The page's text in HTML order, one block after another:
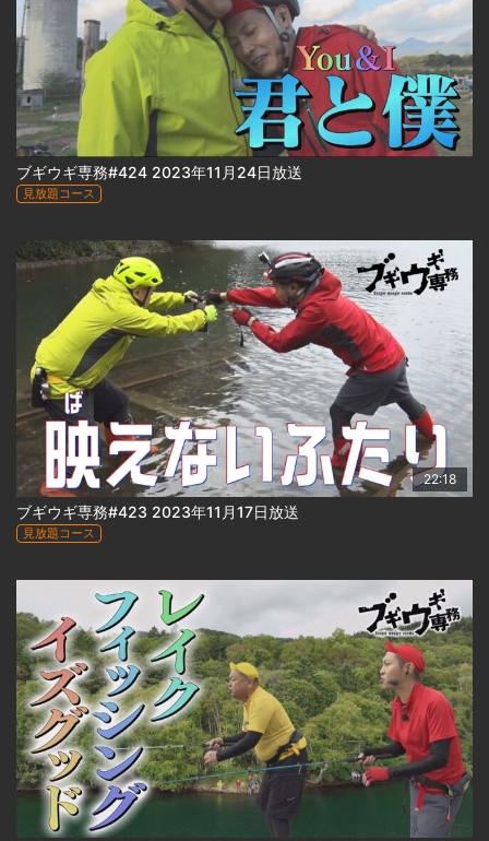
ブギウギ専務#424 2023年11月24日放送
見放題コース
22:18
ブギウギ専務#423 2023年11月17日放送
見放題コース